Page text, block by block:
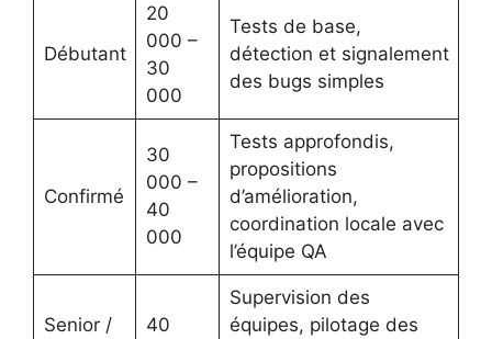
Débutant
20
000 –
30
000
Tests de base,
détection et signalement
des bugs simples
Confirmé
30
000 –
40
000
Tests approfondis,
propositions
d’amélioration,
coordination locale avec
l’équipe QA
Senior /
40
Supervision des
équipes, pilotage des